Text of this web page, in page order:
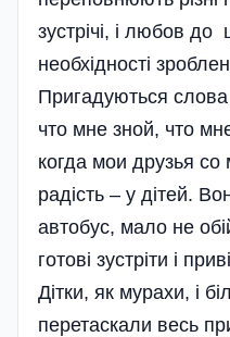
зустрічі, і любов до
необхідності
Пригадуються слова
что мне зной, что
когда мои друзья
радість – у дітей.
автобус, мало не
готові зустріти і
Дітки, як мурахи, і
перетаскали весь